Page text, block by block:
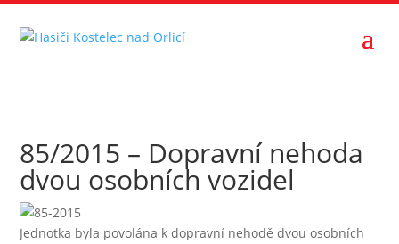
85/2015 – Dopravní nehoda
dvou osobních vozidel
Jednotka byla povolána k dopravní nehodě dvou osobních